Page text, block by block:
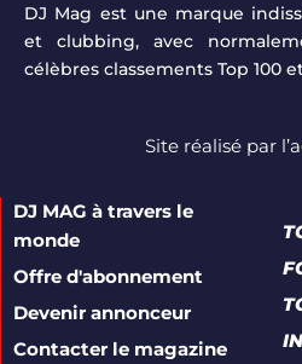
DJ Mag est une marque
et clubbing, avec
célèbres classements Top 100
Site réalisé par
DJ MAG à travers le
monde
Offre d'abonnement
Devenir annonceur
Contacter le magazine